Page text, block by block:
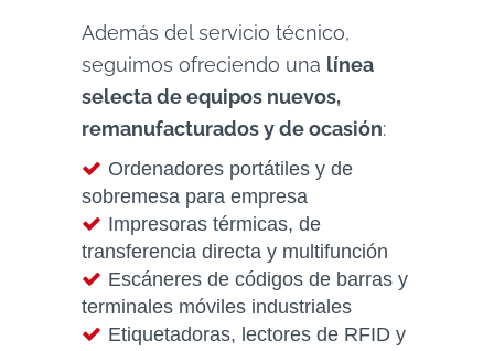
Además del servicio técnico,
seguimos ofreciendo una línea
selecta de equipos nuevos,
remanufacturados y de ocasión:
Ordenadores portátiles y de
sobremesa para empresa
Impresoras térmicas, de
transferencia directa y multifunción
Escáneres de códigos de barras y
terminales móviles industriales
Etiquetadoras, lectores de RFID y